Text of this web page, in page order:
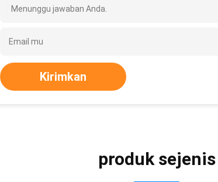
Menunggu jawaban Anda.
Kirimkan
produk sejenis